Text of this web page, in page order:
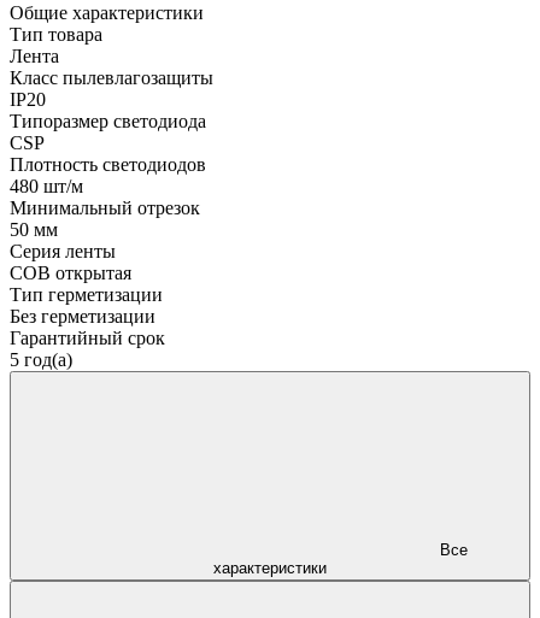
Общие характеристики
Тип товара
Лента
Класс пылевлагозащиты
IP20
Типоразмер светодиода
CSP
Плотность светодиодов
480 шт/м
Минимальный отрезок
50 мм
Серия ленты
COB открытая
Тип герметизации
Без герметизации
Гарантийный срок
5 год(а)
характеристики